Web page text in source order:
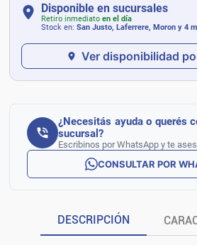
Disponible en sucursales
Retiro inmediato en el día
Stock en: San Justo, Laferrere, Moron y 4
Ver disponibilidad
¿Necesitás ayuda o querés
sucursal?
Escribinos por WhatsApp y te
CONSULTAR POR
DESCRIPCIÓN